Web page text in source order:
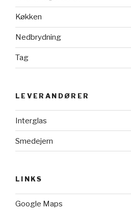
Køkken
Nedbrydning
Tag
LEVERANDØRER
Interglas
Smedejern
LINKS
Google Maps